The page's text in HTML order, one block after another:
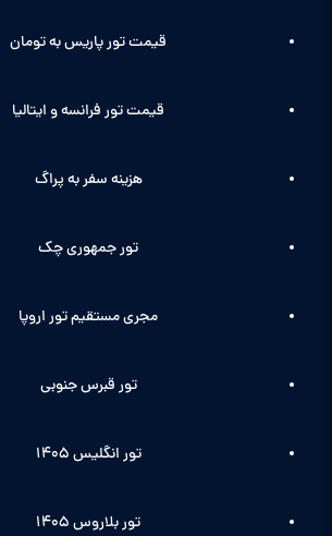
قیمت تور پاریس به تومان
قیمت تور فرانسه و ایتالیا
هزینه سفر به پراگ
تور جمهوری چک
مجری مستقیم تور اروپا
تور قبرس جنوبی
تور انگلیس ۱۴۰5
تور بلاروس 1405